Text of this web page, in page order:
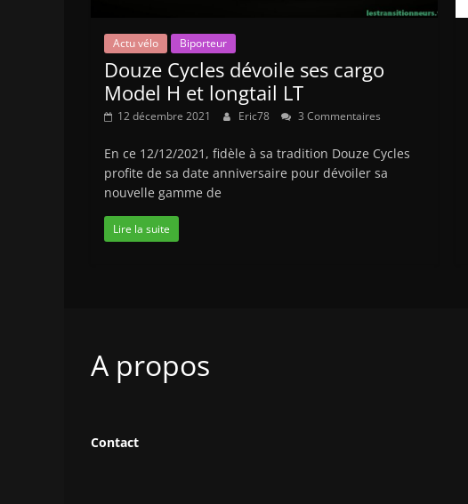
Actu vélo Biporteur
Douze Cycles dévoile ses cargo
Model H et longtail LT
12 décembre 2021 Eric78 3 Commentaires
En ce 12/12/2021, fidèle à sa tradition Douze Cycles
profite de sa date anniversaire pour dévoiler sa
nouvelle gamme de
Lire la suite
A propos
Contact